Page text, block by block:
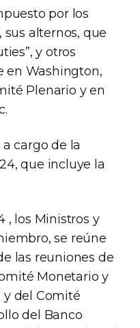
por los
alternos, que
y otros
en Washington,
Plenario y en
cargo de la
que incluye la
, los Ministros y
se reúne
las reuniones de
Monetario y
y del Comité
del Banco